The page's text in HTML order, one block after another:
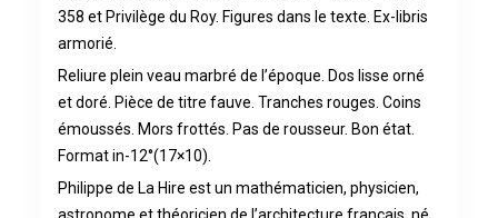
358 et Privilège du Roy. Figures dans le texte. Ex-libris
armorié.
Reliure plein veau marbré de l’époque. Dos lisse orné
et doré. Pièce de titre fauve. Tranches rouges. Coins
émoussés. Mors frottés. Pas de rousseur. Bon état.
Format in-12°(17×10).
Philippe de La Hire est un mathématicien, physicien,
astronome et théoricien de l’architecture français, né